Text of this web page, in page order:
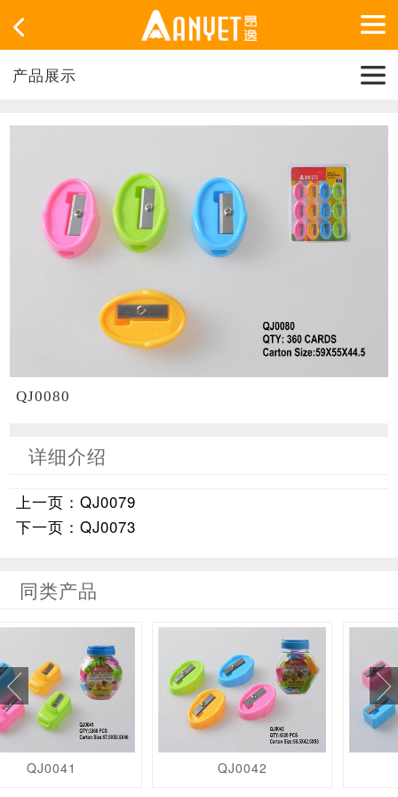
产品展示
QJ0080
详细介绍
上一页：QJ0079
下一页：QJ0073
同类产品
QJ0041 QJ0042